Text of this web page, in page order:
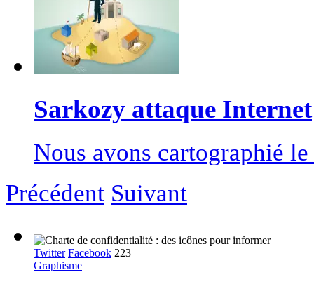
Sarkozy attaque Internet
Nous avons cartographié
Précédent Suivant
Twitter Facebook 223
Graphisme